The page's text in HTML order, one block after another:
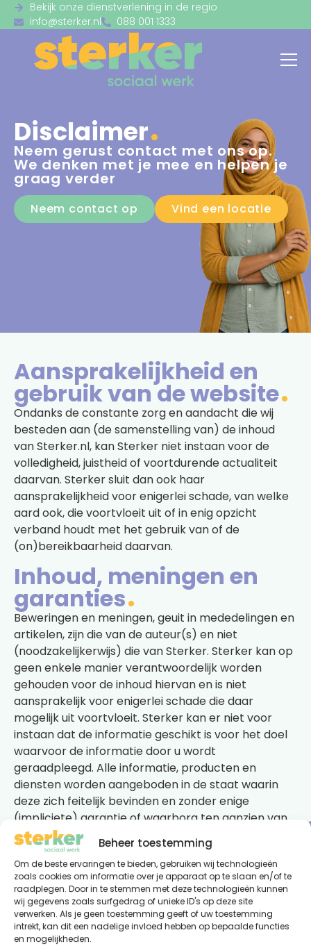
Beheer toestemming
Om de beste ervaringen te bieden, gebruiken wij technologieën
zoals cookies om informatie over je apparaat op te slaan en/of te
raadplegen. Door in te stemmen met deze technologieën kunnen
wij gegevens zoals surfgedrag of unieke ID's op deze site
verwerken. Als je geen toestemming geeft of uw toestemming
intrekt, kan dit een nadelige invloed hebben op bepaalde functies
en mogelijkheden.
Bekijk onze dienstverlening in de regio
info@sterker.nl
088 001 1333
Disclaimer
Neem gerust contact met ons op.
We denken met je mee en helpen je
graag verder
Neem contact op Vind een locatie
Aansprakelijkheid en
gebruik van de website
Ondanks de constante zorg en aandacht die wij
besteden aan (de samenstelling van) de inhoud
van Sterker.nl, kan Sterker niet instaan voor de
volledigheid, juistheid of voortdurende actualiteit
daarvan. Sterker sluit dan ook haar
aansprakelijkheid voor enigerlei schade, van welke
aard ook, die voortvloeit uit of in enig opzicht
verband houdt met het gebruik van of de
(on)bereikbaarheid daarvan.
Inhoud, meningen en
garanties
Beweringen en meningen, geuit in mededelingen en
artikelen, zijn die van de auteur(s) en niet
(noodzakelijkerwijs) die van Sterker. Sterker kan op
geen enkele manier verantwoordelijk worden
gehouden voor de inhoud hiervan en is niet
aansprakelijk voor enigerlei schade die daar
mogelijk uit voortvloeit. Sterker kan er niet voor
instaan dat de informatie geschikt is voor het doel
waarvoor de informatie door u wordt
geraadpleegd. Alle informatie, producten en
diensten worden aangeboden in de staat waarin
deze zich feitelijk bevinden en zonder enige
(impliciete) garantie of waarborg ten aanzien van
hun deugdelijkheid, geschiktheid voor een bepaald
doel of anderszins.